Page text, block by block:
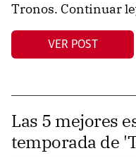
Tronos. Continuar
VER POST
Las 5 mejores
temporada de